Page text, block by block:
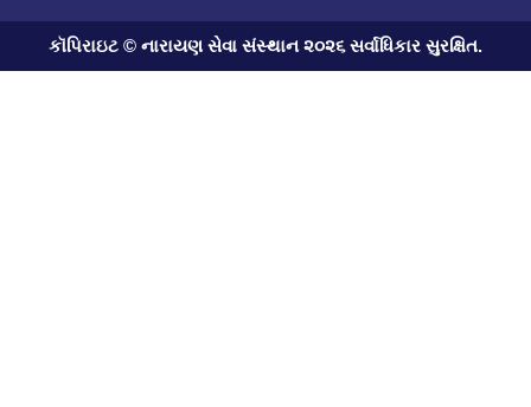
કૉપિરાઇટ © નારાયણ સેવા સંસ્થાન ૨૦૨૬ સર્વાધિકાર સુરક્ષિત.